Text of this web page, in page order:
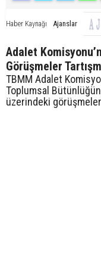
Haber Kaynağı Ajanslar
Adalet
Görüşmeler
TBMM Adalet
Toplumsal
üzerindeki görüşmeler